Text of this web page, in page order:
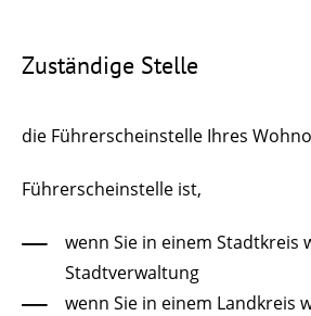
Zuständige Stelle
die Führerscheinstelle Ihres
Führerscheinstelle ist,
wenn Sie in einem Stadtkreis
Stadtverwaltung
wenn Sie in einem Landkreis